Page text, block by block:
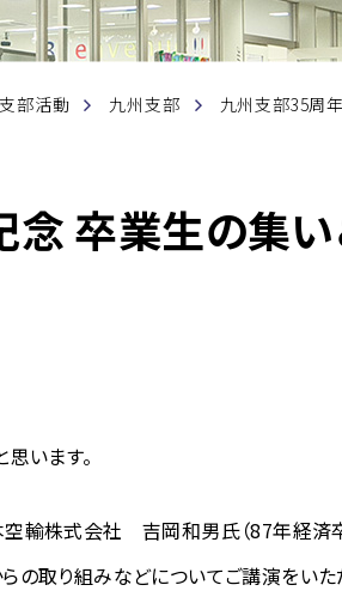
支部活動 九州支部 九州支部35周
卒業生の集
います。
輸株式会社 吉岡和男氏（87年経済
取り組みなどについてご講演をいた